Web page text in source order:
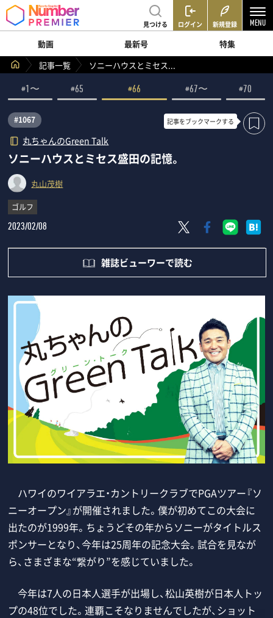
見つける ログイン 新規登録
動画 最新号
特集
記事一覧
ソニーハウスとミセス...
#1〜 #65 #66 #67〜 #70
#1067
丸ちゃんのGreen Talk
記事をブックマークする
ソニーハウスとミセス盛田の記憶。
丸山茂樹
ゴルフ
2023/02/08
雑誌ビューワーで読む
ハワイのワイアラエ・カントリークラブでPGAツアー『ソ
ニーオープン』が開催されました。僕が初めてこの大会に
出たのが1999年。ちょうどその年からソニーがタイトルス
ポンサーとなり、今年は25周年の記念大会。試合を見なが
ら、さまざまな“繋がり”を感じていました。
今年は7人の日本人選手が出場し、松山英樹が日本人トッ
プの48位でした。連覇こそなりませんでしたが、ショット